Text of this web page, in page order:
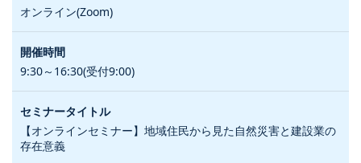
オンライン(Zoom)
9:30～16:30(受付9:00)
【オンラインセミナー】地域住民から見た自然災害と建設業の
存在意義